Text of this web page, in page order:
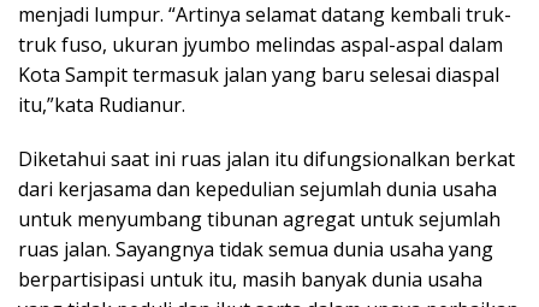
menjadi lumpur. “Artinya selamat datang kembali truk-
truk fuso, ukuran jyumbo melindas aspal-aspal dalam
Kota Sampit termasuk jalan yang baru selesai diaspal
itu,”kata Rudianur.
Diketahui saat ini ruas jalan itu difungsionalkan berkat
dari kerjasama dan kepedulian sejumlah dunia usaha
untuk menyumbang tibunan agregat untuk sejumlah
ruas jalan. Sayangnya tidak semua dunia usaha yang
berpartisipasi untuk itu, masih banyak dunia usaha